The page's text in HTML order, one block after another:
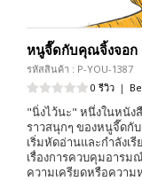
หนูจี๊ดกับคุณจิ้งจอก
รหัสสินค้า : P-YOU-1387
0 รีวิว |
"นิ่งไว้นะ" หนึ่งในหนัง
ราวสนุกๆ ของหนูจี๊ดกั
เริ่มหัดอ่านและกำลังเ
เรื่องการควบคุมอารม
ความเครียดหรือความ